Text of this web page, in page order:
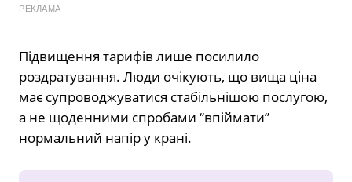
РЕКЛАМА
Підвищення тарифів лише посилило
роздратування. Люди очікують, що вища ціна
має супроводжуватися стабільнішою послугою,
а не щоденними спробами “впіймати”
нормальний напір у крані.